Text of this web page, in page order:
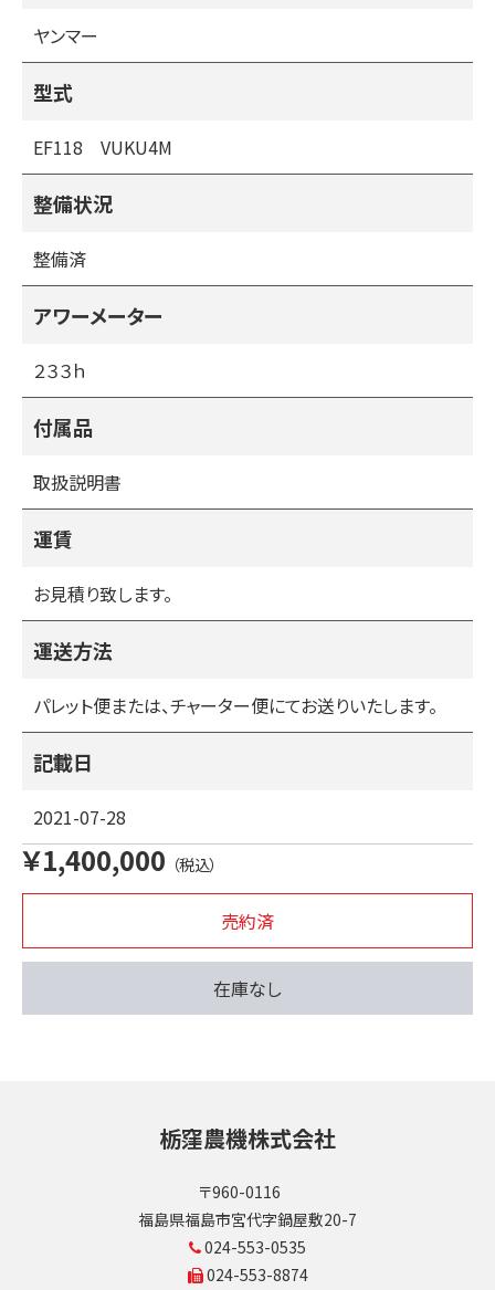
・バック上昇
・ＰＴＯ ３ /逆転１
・前進８ 後進８
ヤンマー
型式
EF118 VUKU4M
整備状況
整備済
アワーメーター
２３３ｈ
付属品
取扱説明書
運賃
お見積り致します。
運送方法
パレット便または、チャーター便にてお送りいたします。
記載日
2021-07-28
￥1,400,000 （税込）
売約済
在庫なし
栃窪農機株式会社
〒960-0116
福島県福島市宮代字鍋屋敷20-7
024-553-0535
024-553-8874